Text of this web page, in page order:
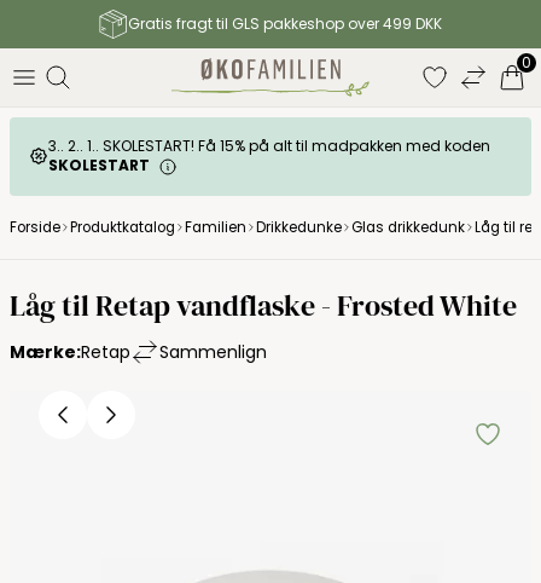
Gratis fragt til GLS pakkeshop over 499 DKK
0
3.. 2.. 1.. SKOLESTART! Få 15% på alt til madpakken med koden
SKOLESTART
Forside Produktkatalog Familien Drikkedunke Glas drikkedunk Låg til
Låg til Retap vandflaske - Frosted White
Mærke:Retap Sammenlign